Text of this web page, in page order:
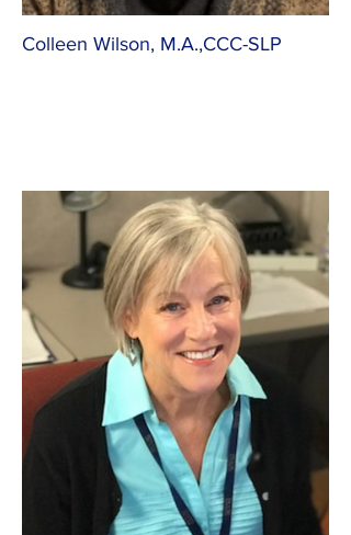
Colleen Wilson, M.A.,CCC-SLP